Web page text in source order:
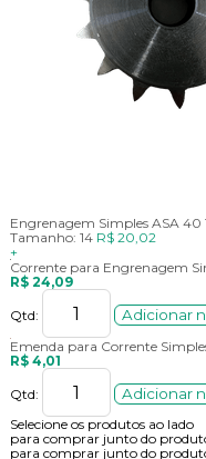
Engrenagem Simples ASA 40
Tamanho: 14 R$ 20,02
+
Corrente para Engrenagem
R$ 24,09
Qtd:
Adicionar
Emenda para Corrente
R$ 4,01
Qtd:
Adicionar
Selecione os produtos ao lado
para comprar junto do
para comprar junto do